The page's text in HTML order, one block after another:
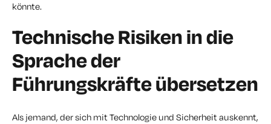
könnte.
Technische Risiken in die
Sprache der
Führungskräfte übersetzen
Als jemand, der sich mit Technologie und Sicherheit auskennt,